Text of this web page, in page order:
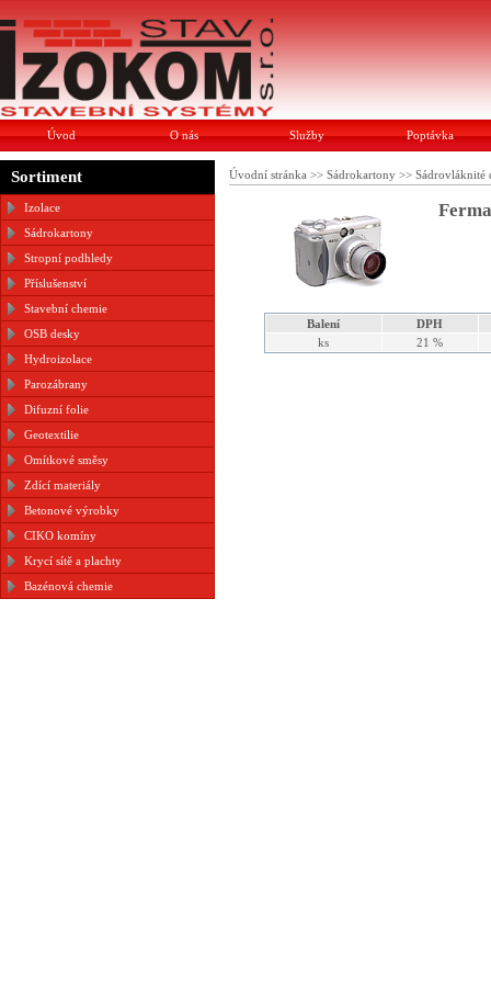
Úvod O nás Služby Poptávka
Sortiment
Izolace
Sádrokartony
Stropní podhledy
Příslušenství
Stavební chemie
OSB desky
Hydroizolace
Parozábrany
Difuzní folie
Geotextilie
Omítkové směsy
Zdící materiály
Betonové výrobky
CIKO komíny
Krycí sítě a plachty
Bazénová chemie
Úvodní stránka >> Sádrokartony >> Sádrovláknité
Balení
DPH
ks
21 %